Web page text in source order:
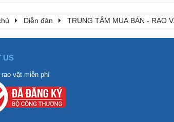
Diễn đàn TRUNG TÂM MUA BÁN - RAO
US
rao vặt miễn phí